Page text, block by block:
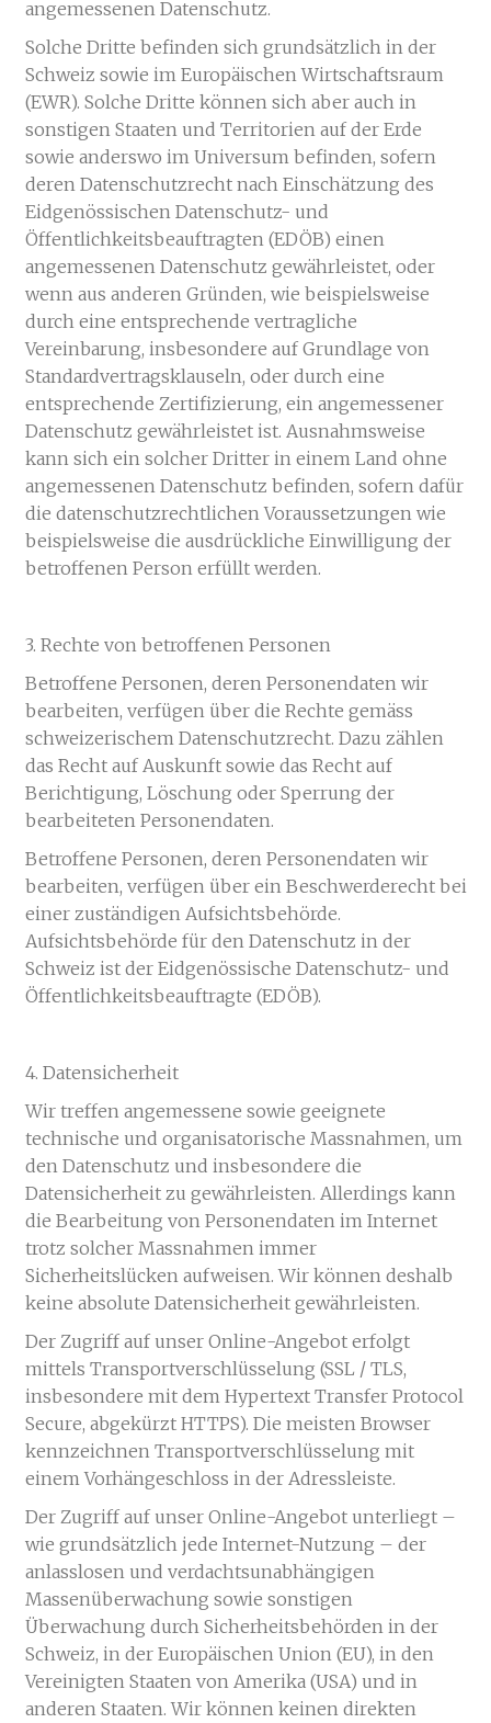
angemessenen Datenschutz.
Solche Dritte befinden sich grundsätzlich in der
Schweiz sowie im Europäischen Wirtschaftsraum
(EWR). Solche Dritte können sich aber auch in
sonstigen Staaten und Territorien auf der Erde
sowie anderswo im Universum befinden, sofern
deren Datenschutzrecht nach Einschätzung des
Eidgenössischen Datenschutz- und
Öffentlichkeitsbeauftragten (EDÖB) einen
angemessenen Datenschutz gewährleistet, oder
wenn aus anderen Gründen, wie beispielsweise
durch eine entsprechende vertragliche
Vereinbarung, insbesondere auf Grundlage von
Standardvertragsklauseln, oder durch eine
entsprechende Zertifizierung, ein angemessener
Datenschutz gewährleistet ist. Ausnahmsweise
kann sich ein solcher Dritter in einem Land ohne
angemessenen Datenschutz befinden, sofern dafür
die datenschutzrechtlichen Voraussetzungen wie
beispielsweise die ausdrückliche Einwilligung der
betroffenen Person erfüllt werden.
3. Rechte von betroffenen Personen
Betroffene Personen, deren Personendaten wir
bearbeiten, verfügen über die Rechte gemäss
schweizerischem Datenschutzrecht. Dazu zählen
das Recht auf Auskunft sowie das Recht auf
Berichtigung, Löschung oder Sperrung der
bearbeiteten Personendaten.
Betroffene Personen, deren Personendaten wir
bearbeiten, verfügen über ein Beschwerderecht bei
einer zuständigen Aufsichtsbehörde.
Aufsichtsbehörde für den Datenschutz in der
Schweiz ist der Eidgenössische Datenschutz- und
Öffentlichkeitsbeauftragte (EDÖB).
4. Datensicherheit
Wir treffen angemessene sowie geeignete
technische und organisatorische Massnahmen, um
den Datenschutz und insbesondere die
Datensicherheit zu gewährleisten. Allerdings kann
die Bearbeitung von Personendaten im Internet
trotz solcher Massnahmen immer
Sicherheitslücken aufweisen. Wir können deshalb
keine absolute Datensicherheit gewährleisten.
Der Zugriff auf unser Online-Angebot erfolgt
mittels Transportverschlüsselung (SSL / TLS,
insbesondere mit dem Hypertext Transfer Protocol
Secure, abgekürzt HTTPS). Die meisten Browser
kennzeichnen Transportverschlüsselung mit
einem Vorhängeschloss in der Adressleiste.
Der Zugriff auf unser Online-Angebot unterliegt –
wie grundsätzlich jede Internet-Nutzung – der
anlasslosen und verdachtsunabhängigen
Massenüberwachung sowie sonstigen
Überwachung durch Sicherheitsbehörden in der
Schweiz, in der Europäischen Union (EU), in den
Vereinigten Staaten von Amerika (USA) und in
anderen Staaten. Wir können keinen direkten